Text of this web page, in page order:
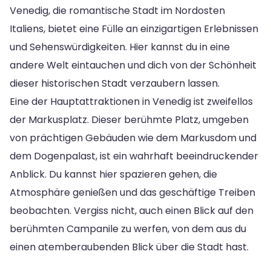
Venedig, die romantische Stadt im Nordosten
Italiens, bietet eine Fülle an einzigartigen Erlebnissen
und Sehenswürdigkeiten. Hier kannst du in eine
andere Welt eintauchen und dich von der Schönheit
dieser historischen Stadt verzaubern lassen.
Eine der Hauptattraktionen in Venedig ist zweifellos
der Markusplatz. Dieser berühmte Platz, umgeben
von prächtigen Gebäuden wie dem Markusdom und
dem Dogenpalast, ist ein wahrhaft beeindruckender
Anblick. Du kannst hier spazieren gehen, die
Atmosphäre genießen und das geschäftige Treiben
beobachten. Vergiss nicht, auch einen Blick auf den
berühmten Campanile zu werfen, von dem aus du
einen atemberaubenden Blick über die Stadt hast.